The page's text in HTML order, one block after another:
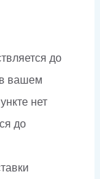
до
вашем
нет
до